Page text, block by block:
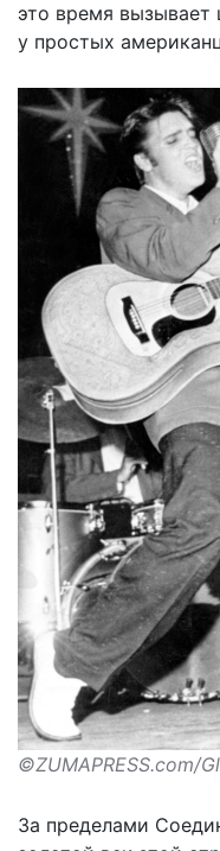
это время вызывает
у простых
©ZUMAPRESS.com/
За пределами